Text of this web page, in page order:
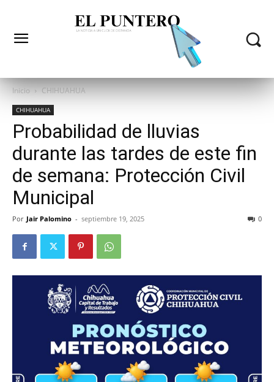
Inicio CHIHUAHUA
CHIHUAHUA
Probabilidad de lluvias
durante las tardes de este fin
de semana: Protección Civil
Municipal
Por Jair Palomino - septiembre 19, 2025 0